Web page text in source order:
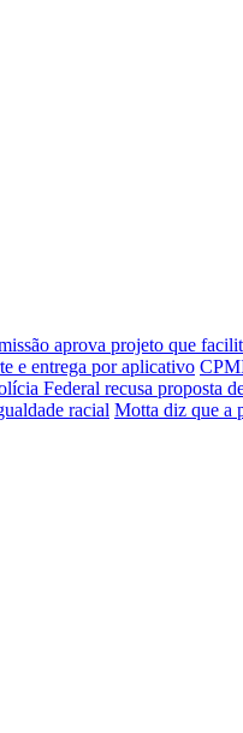
aprova projeto que
e entrega por aplicativo
Federal recusa proposta
racial Motta diz que a